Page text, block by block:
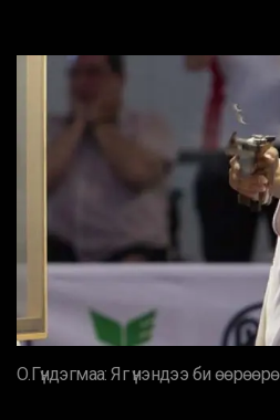
О.Гүндэгмаа: Яг үнэндээ би